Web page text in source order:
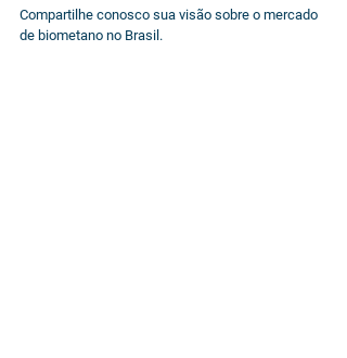
Compartilhe conosco sua visão sobre o mercado
de biometano no Brasil.